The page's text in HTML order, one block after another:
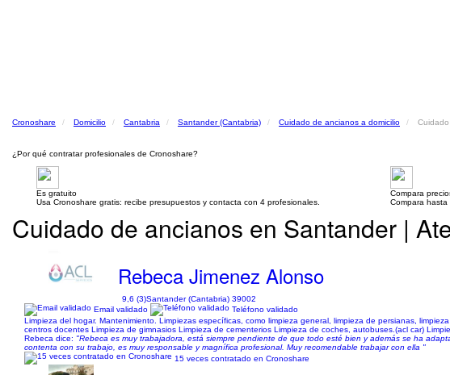
Cronoshare Domicilio Cantabria Santander (Cantabria) Cuidado de ancianos a domicilio
¿Por qué contratar profesionales de Cronoshare?
Es gratuito
Usa Cronoshare gratis: recibe presupuestos y contacta con 4 profesionales.
Compara
Compara hasta
Cuidado de ancianos en Santander |
Rebeca Jimenez Alonso
9,6 (3)Santander (Cantabria) 39002
Email validado
Teléfono validado
Limpieza del hogar. Mantenimiento. Limpiezas específicas, como limpieza general, limpieza de persianas,
centros docentes Limpieza de gimnasios Limpieza de cementerios Limpieza de coches, autobuses.(acl car)
Rebeca dice: "Rebeca es muy trabajadora, está siempre pendiente de que todo esté bien y además se ha
contenta con su trabajo, es muy responsable y magnífica profesional. Muy recomendable trabajar con ella "
15 veces contratado en Cronoshare